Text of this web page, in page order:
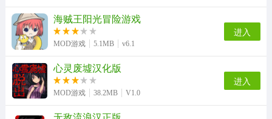
海贼王阳光冒险游戏
MOD游戏 5.1MB v6.1
进入
心灵废墟汉化版
MOD游戏 38.2MB V1.0
进入